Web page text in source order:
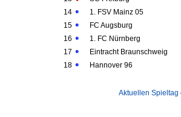
14
1. FSV Mainz 05
15
FC Augsburg
16
1. FC Nürnberg
17
Eintracht Braunschweig
18
Hannover 96
Aktuellen Spieltag